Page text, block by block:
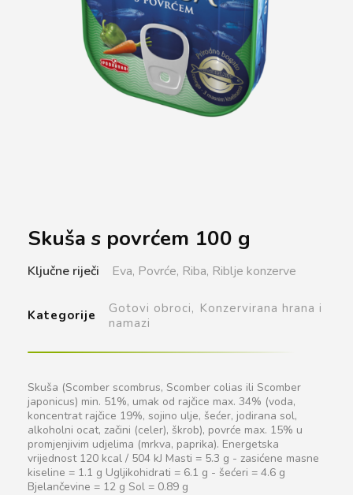
Skuša s povrćem 100 g
Skuša (Scomber scombrus, Scomber colias ili Scomber
japonicus) min. 51%, umak od rajčice max. 34% (voda,
koncentrat rajčice 19%, sojino ulje, šećer, jodirana sol,
alkoholni ocat, začini (celer), škrob), povrće max. 15% u
promjenjivim udjelima (mrkva, paprika). Energetska
vrijednost 120 kcal / 504 kJ Masti = 5.3 g - zasićene masne
kiseline = 1.1 g Ugljikohidrati = 6.1 g - šećeri = 4.6 g
Bjelančevine = 12 g Sol = 0.89 g
Ključne riječi Eva, Povrće, Riba, Riblje konzerve
Kategorije Gotovi obroci, Konzervirana hrana i
namazi